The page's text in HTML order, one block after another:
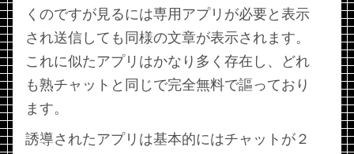
くのですが見るには専用アプリが必要と表示
され送信しても同様の文章が表示されます。
これに似たアプリはかなり多く存在し、どれ
も熟チャットと同じで完全無料で謳っており
ます。
誘導されたアプリは基本的にはチャットが２